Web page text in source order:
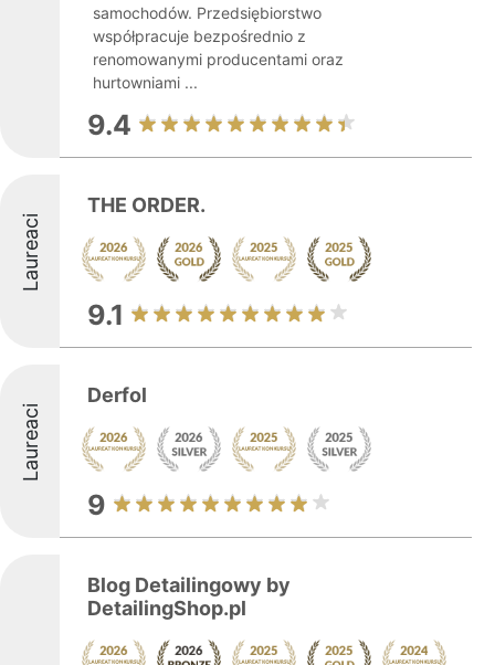
samochodów. Przedsiębiorstwo
współpracuje bezpośrednio z
renomowanymi producentami oraz
hurtowniami ...
9.4
Laureaci
THE ORDER.
9.1
Laureaci
Derfol
9
Blog Detailingowy by
DetailingShop.pl